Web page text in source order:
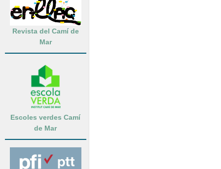
Revista del Camí de
Mar
Escoles verdes Camí
de Mar